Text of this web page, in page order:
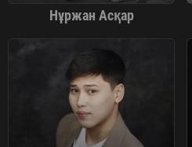
Нұржан Асқар